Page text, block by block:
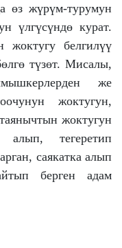
өз жүрүм-турумун
үлгүсүндө курат.
жоктугу белгилүү
түзөт. Мисалы,
же
жоктугун,
жоктугун
алып, тегеретип
саякатка алып
берген адам